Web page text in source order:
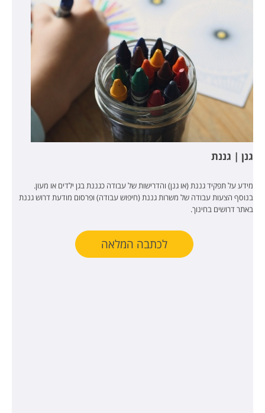
גנן | גננת
מידע על תפקיד גננת (או גנן) והדרישות של עבודה כגננת בגן ילדים או מעון.
בנוסף הצעות עבודה של משרות גננת (חיפוש עבודה) ופרסום מודעת דרוש גננת
באתר דרושים בחינוך.
לכתבה המלאה